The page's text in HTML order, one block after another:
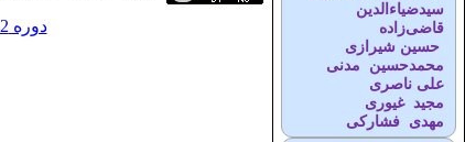
سیدضیاء‌الدین
قاضی‌زاده
حسین شیرازی
محمدحسین مدنی
علی ناصری
مجید غیوری
مهدی فشارکی
دوره 2، شماره 4 - ( 2-1398 )